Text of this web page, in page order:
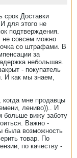
срок Доставки
для этого не
подтверждения.
не совсем можно
со штрафами. В
за
небольшая.
- покупатель
И как мы знаем,
когда мне продавцы
лениво)).. И
больше вижу заботу
Важно -
была возможность
товар. По
по качеству -